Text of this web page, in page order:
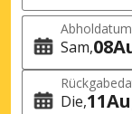
Sam 08
Die 11